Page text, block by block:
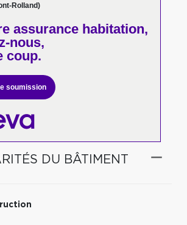
Rolland)
assurance habitation,
nous,
coup.
soumission
DU BÂTIMENT